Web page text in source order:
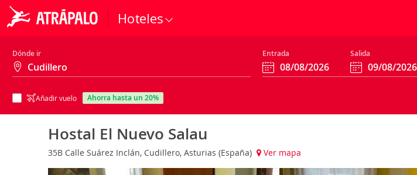
Hoteles
Dónde ir Entrada Salida
Añadir vuelo ahorra hasta un 20%
Hostal El Nuevo Salau
35B Calle Suárez Inclán, Cudillero, Asturias (España) Ver mapa